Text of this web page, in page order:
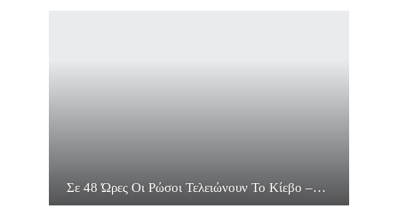
Σε 48 Ώρες Οι Ρώσοι Τελειώνουν Το Κίεβο –…